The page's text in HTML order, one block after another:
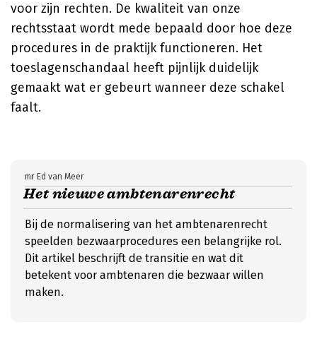
voor zijn rechten. De kwaliteit van onze
rechtsstaat wordt mede bepaald door hoe deze
procedures in de praktijk functioneren. Het
toeslagenschandaal heeft pijnlijk duidelijk
gemaakt wat er gebeurt wanneer deze schakel
faalt.
Het nieuwe ambtenarenrecht
mr Ed van Meer
Bij de normalisering van het ambtenarenrecht
speelden bezwaarprocedures een belangrijke rol.
Dit artikel beschrijft de transitie en wat dit
betekent voor ambtenaren die bezwaar willen
maken.